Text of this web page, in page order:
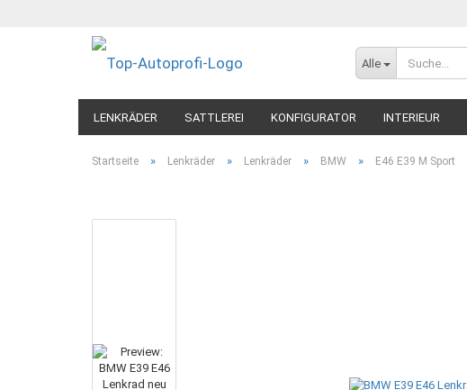
Alle
LENKRÄDER SATTLEREI KONFIGURATOR INTERIEUR
Startseite » Lenkräder » Lenkräder » BMW » E46 E39 M Sport